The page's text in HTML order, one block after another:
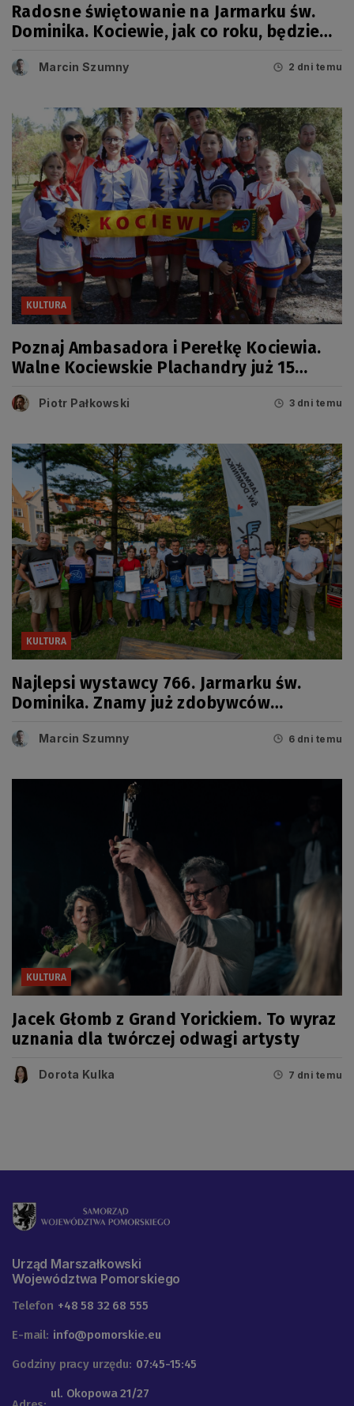
Radosne świętowanie na Jarmarku św.
Dominika. Kociewie, jak co roku, będzie
Marcin Szumny 2 dni temu
KULTURA
Poznaj Ambasadora i Perełkę Kociewia.
Walne Kociewskie Plachandry już 15
Piotr Pałkowski 3 dni temu
KULTURA
Najlepsi wystawcy 766. Jarmarku św.
Dominika. Znamy już zdobywców
Marcin Szumny 6 dni temu
KULTURA
Jacek Głomb z Grand Yorickiem. To wyraz
uznania dla twórczej odwagi artysty
Dorota Kulka 7 dni temu
Urząd Marszałkowski
Województwa Pomorskiego
Telefon +48 58 32 68 555
E-mail: info@pomorskie.eu
Godziny pracy urzędu: 07:45-15:45
ul. Okopowa 21/27